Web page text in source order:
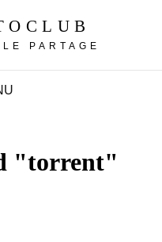
PARTAGE
"torrent"